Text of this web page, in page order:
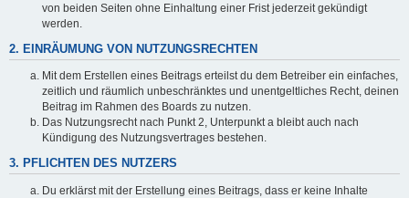
von beiden Seiten ohne Einhaltung einer Frist jederzeit gekündigt
werden.
2. EINRÄUMUNG VON NUTZUNGSRECHTEN
Mit dem Erstellen eines Beitrags erteilst du dem Betreiber ein einfaches,
zeitlich und räumlich unbeschränktes und unentgeltliches Recht, deinen
Beitrag im Rahmen des Boards zu nutzen.
Das Nutzungsrecht nach Punkt 2, Unterpunkt a bleibt auch nach
Kündigung des Nutzungsvertrages bestehen.
3. PFLICHTEN DES NUTZERS
Du erklärst mit der Erstellung eines Beitrags, dass er keine Inhalte